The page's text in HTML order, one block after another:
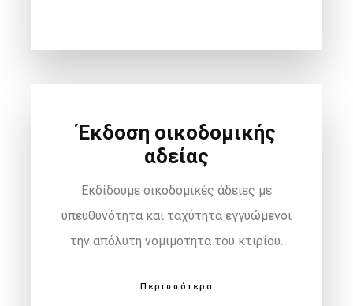
Έκδοση οικοδομικής
αδείας
Εκδίδουμε οικοδομικές άδειες με
υπευθυνότητα και ταχύτητα εγγυώμενοι
την απόλυτη νομιμότητα του κτιρίου.
Περισσότερα